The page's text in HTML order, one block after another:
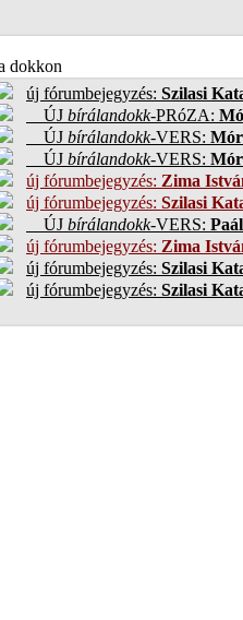
dokkon
új fórumbejegyzés: Szilasi
ÚJ bírálandokk-PRóZA:
ÚJ bírálandokk-VERS:
ÚJ bírálandokk-VERS:
új fórumbejegyzés: Zima
új fórumbejegyzés: Szilasi
ÚJ bírálandokk-VERS:
új fórumbejegyzés: Zima
új fórumbejegyzés: Szilasi
új fórumbejegyzés: Szilasi